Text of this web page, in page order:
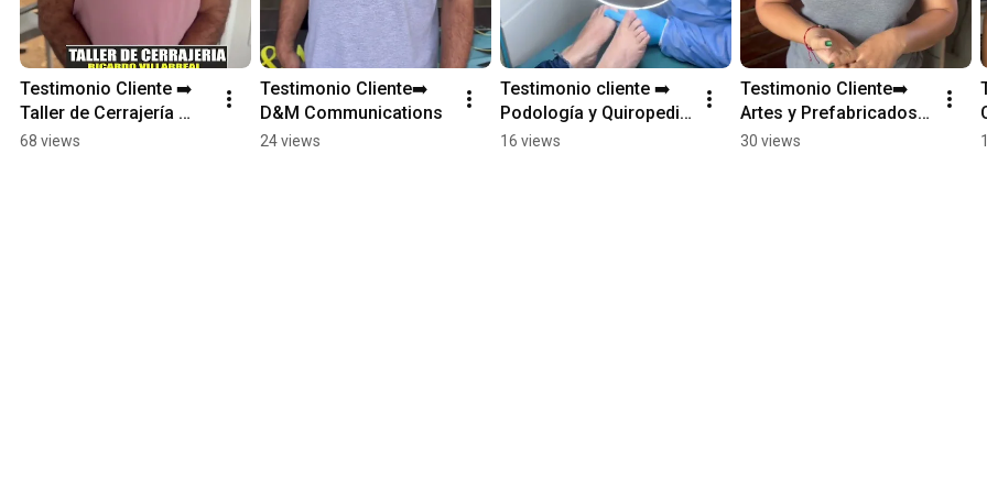
Testimonio Cliente ➡️
Taller de Cerrajería
Ricardo Villarreal
68 views
Testimonio Cliente➡️
D&M Communications
24 views
Testimonio cliente ➡️
Podología y Quiropedia
del Valle, 4 años
16 views
Testimonio Cliente➡️
Artes y Prefabricados
la Jirafa, resultados
30 views